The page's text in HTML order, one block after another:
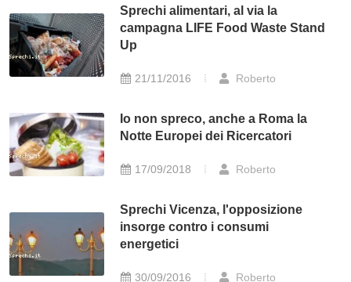
Sprechi alimentari, al via la
campagna LIFE Food Waste Stand
Up
21/11/2016 Roberto
Io non spreco, anche a Roma la
Notte Europei dei Ricercatori
17/09/2018 Roberto
Sprechi Vicenza, l'opposizione
insorge contro i consumi
energetici
30/09/2016 Roberto